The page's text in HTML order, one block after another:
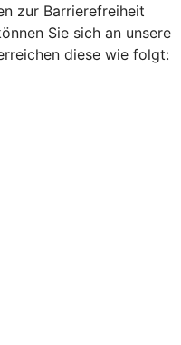
zur Barrierefreiheit
Sie sich an unsere
diese wie folgt: